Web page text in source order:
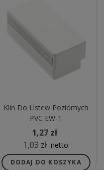
Klin Do Listew Poziomych
PVC EW-1
1,27 zł
1,03 zł netto
DODAJ DO KOSZYKA